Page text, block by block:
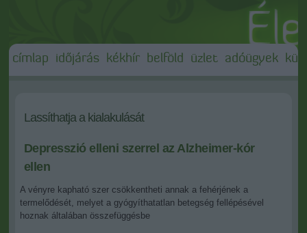
címlap időjárás kékhír belföld üzlet adóügyek
Lassíthatja a kialakulását
Depresszió elleni szerrel az Alzheimer-kór
ellen
A vényre kapható szer csökkentheti annak a fehérjének a
termelődését, melyet a gyógyíthatatlan betegség fellépésével
hoznak általában összefüggésbe